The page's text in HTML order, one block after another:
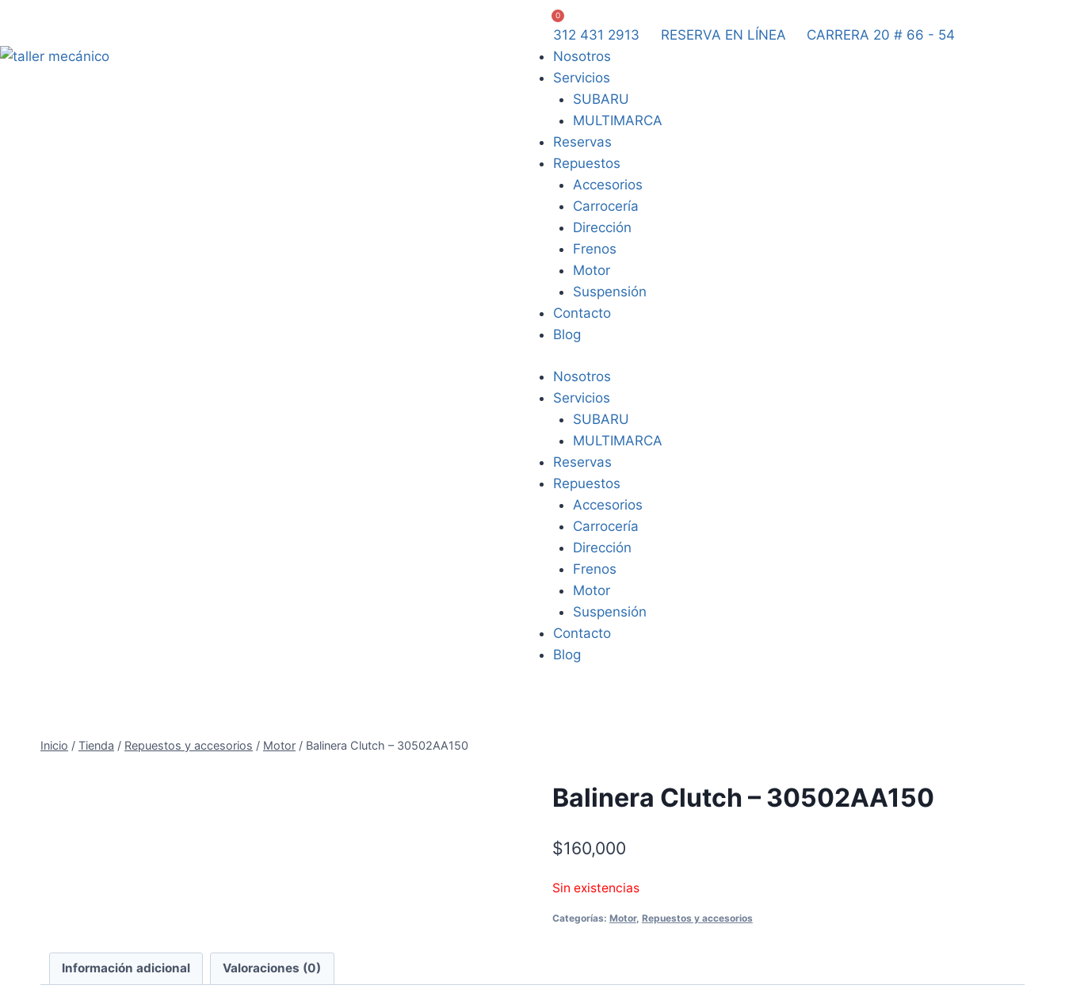
0
312 431 2913 RESERVA EN LÍNEA
CARRERA 20 # 66 - 54
Nosotros
Servicios
SUBARU
MULTIMARCA
Reservas
Repuestos
Accesorios
Carrocería
Dirección
Frenos
Motor
Suspensión
Contacto
Blog
Nosotros
Servicios
SUBARU
MULTIMARCA
Reservas
Repuestos
Accesorios
Carrocería
Dirección
Frenos
Motor
Suspensión
Contacto
Blog
Inicio / Tienda / Repuestos y accesorios / Motor / Balinera Clutch – 30502AA150
Balinera Clutch – 30502AA150
$160,000
Sin existencias
Categorías: Motor, Repuestos y accesorios
Información adicional Valoraciones (0)